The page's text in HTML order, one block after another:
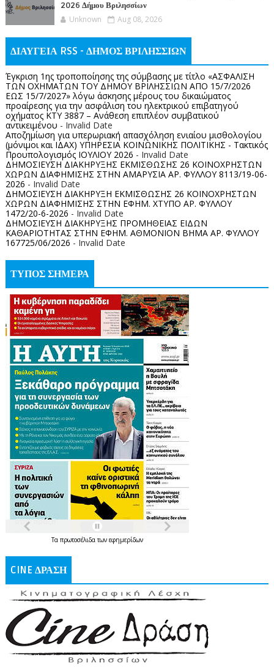
2026 Δήμου Βριλησσίων
Unknown Aug 08, 2026
ΔΙΑΥΓΕΙΑ RSS - ΔΗΜΟΣ ΒΡΙΛΗΣΣΙΩΝ
Έγκριση 1ης τροποποίησης της σύμβασης με τίτλο «ΑΣΦΑΛΙΣΗ
ΤΩΝ ΟΧΗΜΑΤΩΝ ΤΟΥ ΔΗΜΟΥ ΒΡΙΛΗΣΣΙΩΝ ΑΠΟ 15/7/2026
ΕΩΣ 15/7/2027» λόγω άσκησης μέρους του δικαιώματος
προαίρεσης για την ασφάλιση του ηλεκτρικού επιβατηγού
οχήματος ΚΤΥ 3887 – Ανάθεση επιπλέον συμβατικού
αντικειμένου - Invalid Date
Αποζημίωση για υπερωριακή απασχόληση ενιαίου μισθολογίου
(μόνιμοι και ΙΔΑΧ) ΥΠΗΡΕΣΙΑ ΚΟΙΝΩΝΙΚΗΣ ΠΟΛΙΤΙΚΗΣ - Τακτικός
Προυπολογισμός ΙΟΥΛΙΟΥ 2026 - Invalid Date
ΔΗΜΟΣΙΕΥΣΗ ΔΙΑΚΗΡΥΞΗΣ ΕΚΜΙΣΘΩΣΗΣ 26 ΚΟΙΝΟΧΡΗΣΤΩΝ
ΧΩΡΩΝ ΔΙΑΦΗΜΙΣΗΣ ΣΤΗΝ ΑΜΑΡΥΣΙΑ ΑΡ. ΦΥΛΛΟΥ 8113/19-06-
2026 - Invalid Date
ΔΗΜΟΣΙΕΥΣΗ ΔΙΑΚΗΡΥΞΗ ΕΚΜΙΣΘΩΣΗΣ 26 ΚΟΙΝΟΧΡΗΣΤΩΝ
ΧΩΡΩΝ ΔΙΑΦΗΜΙΣΗΣ ΣΤΗΝ ΕΦΗΜ. ΧΤΥΠΟ ΑΡ. ΦΥΛΛΟΥ
1472/20-6-2026 - Invalid Date
ΔΗΜΟΣΙΕΥΣΗ ΔΙΑΚΗΡΥΞΗΣ ΠΡΟΜΗΘΕΙΑΣ ΕΙΔΩΝ
ΚΑΘΑΡΙΟΤΗΤΑΣ ΣΤΗΝ ΕΦΗΜ. ΑΘΜΟΝΙΟΝ ΒΗΜΑ ΑΡ. ΦΥΛΛΟΥ
167725/06/2026 - Invalid Date
ΤΥΠΟΣ ΣΗΜΕΡΑ
Τα πρωτοσέλιδατων εφημερίδων
CINE ΔΡΑΣΗ